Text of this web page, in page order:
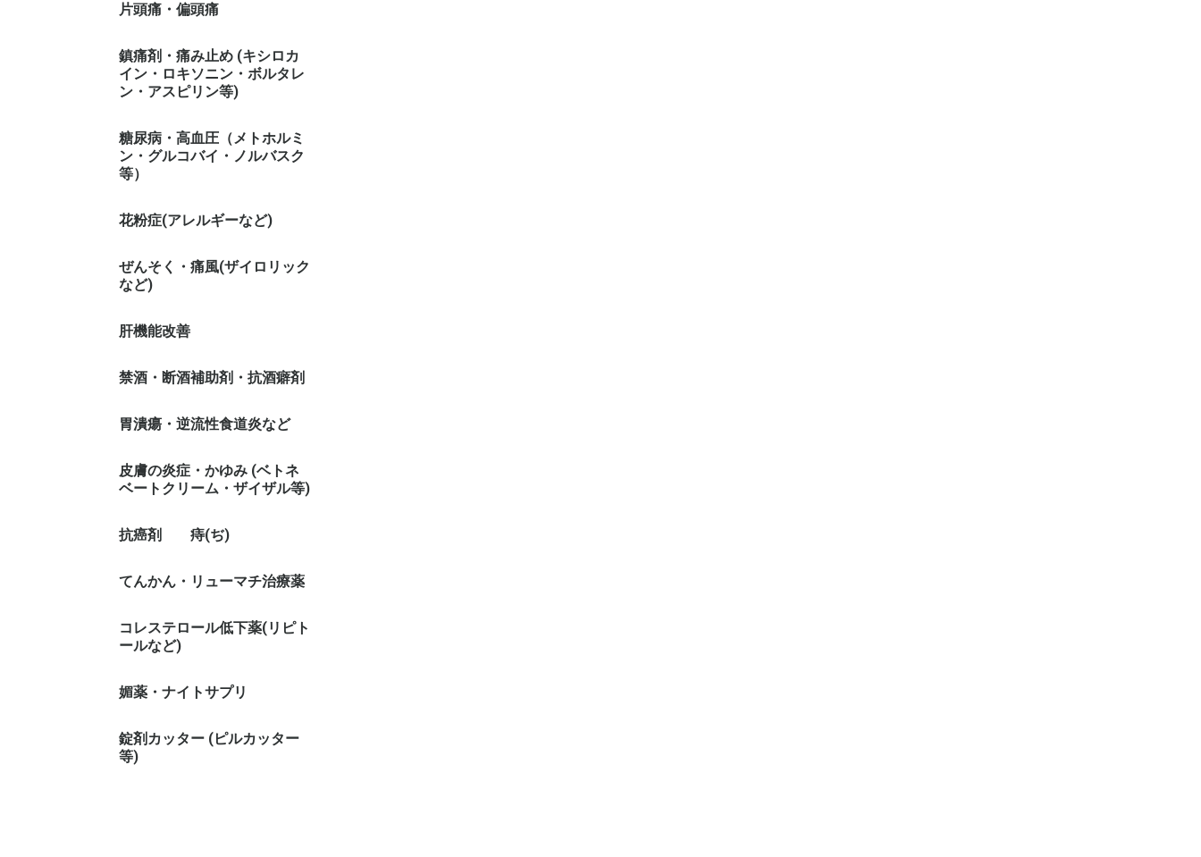
片頭痛・偏頭痛
鎮痛剤・痛み止め (キシロカ
イン・ロキソニン・ボルタレ
ン・アスピリン等)
糖尿病・高血圧（メトホルミ
ン・グルコバイ・ノルバスク
等）
花粉症(アレルギーなど)
ぜんそく・痛風(ザイロリック
など)
肝機能改善
禁酒・断酒補助剤・抗酒癖剤
胃潰瘍・逆流性食道炎など
皮膚の炎症・かゆみ (ベトネ
ベートクリーム・ザイザル等)
抗癌剤 痔(ぢ)
てんかん・リューマチ治療薬
コレステロール低下薬(リピト
ールなど)
媚薬・ナイトサプリ
錠剤カッター (ピルカッター
等)